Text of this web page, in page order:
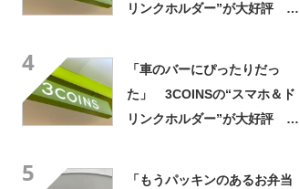
リンクホルダー”が大好評
4
「車のバーにぴったりだっ
た」 3COINSの“スマホ＆ド
リンクホルダー”が大好評
5
「もうパッキンのあるお弁当